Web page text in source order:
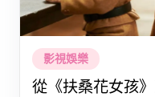
影視娛樂
從《扶桑花女孩